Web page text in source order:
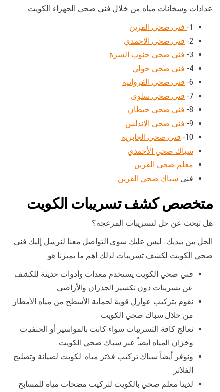
عدادات وسخانات مياه من خلال فني صحي الجهراء الكويت
1- فني صحي القرين
2- فني صحي الاحمدي
3- فني صحي جنوب السرة
4- فني صحي حولي
6- فني صحي الفروانية
7- فني صحي سلوى
8- فني صحي خيطان
9- فني صحي الاندلس
10- فني صحي الجابرية
سباك صحي الأحمدي
معلم صحي القرين
فنى سباك صحي القرين
متخصص كشف تسريبات الكويت
هل تبحث عن حل لتسريبات المزعجة؟
الحل بين بيديك.. ليس عليك سوى التواصل معنا لنرسل إليك فني
صحي الكويت لكشف تسريبات لذلك اهم ما يميزنا هو
فني صحي الكويت يستخدم معدات وأدوات حديثة للكشف
عن تسريبات دون تكسير الجدران والأراضي
نقوم بتركيب عوازل قوية لحماية الأسطح من مياه الأمطار
من خلال سباك صحي الكويت
نعالج كافة التسريبات سواء كانت بالمواسير أو الحنفيات
وخزان المياه أيضاً عبر سباك صحي الكويت
ونوفر أيضاً سباك تركيب فلاتر مياه الكويت لصيانة وتصليح
الفلاتر
لدينا معلم صحي بالكويت لتركيب مضخات مياه للمسابح